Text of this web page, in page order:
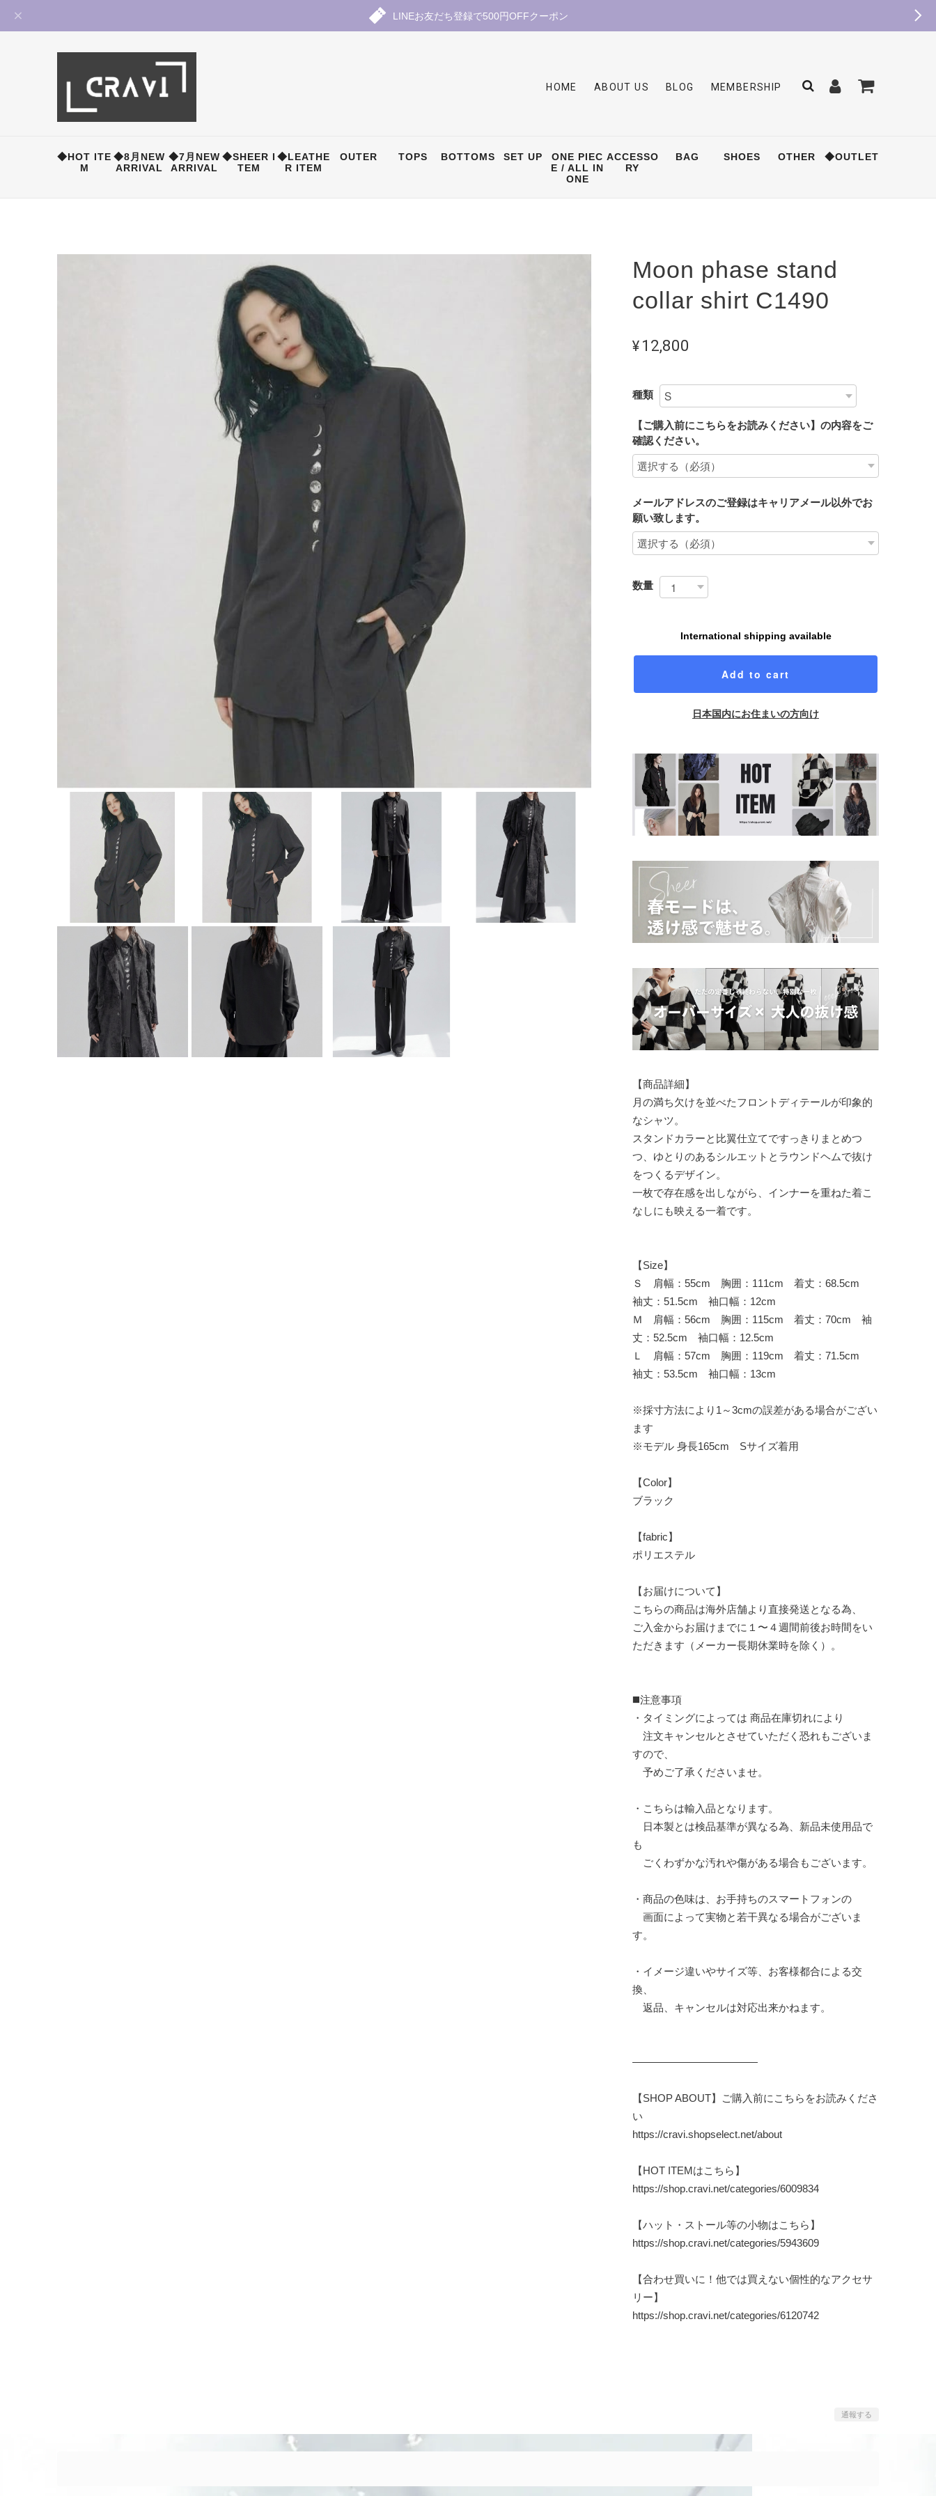
LINEお友だち登録で500円OFFクーポン
HOME ABOUT US BLOG MEMBERSHIP
◆HOT ITE
M
◆8月NEW
ARRIVAL
◆7月NEW
ARRIVAL
◆SHEER I
TEM
◆LEATHE
R ITEM
OUTER TOPS BOTTOMS SET UP
ONE PIEC
E / ALL IN
ONE
ACCESSO
RY
BAG SHOES OTHER ◆OUTLET
Moon phase stand
collar shirt C1490
¥12,800
種類
【ご購入前にこちらをお読みください】の内容をご
確認ください。
メールアドレスのご登録はキャリアメール以外でお
願い致します。
数量
International shipping available
Add to cart
日本国内にお住まいの方向け
【商品詳細】
月の満ち欠けを並べたフロントディテールが印象的
なシャツ。
スタンドカラーと比翼仕立てですっきりまとめつ
つ、ゆとりのあるシルエットとラウンドヘムで抜け
をつくるデザイン。
一枚で存在感を出しながら、インナーを重ねた着こ
なしにも映える一着です。
【Size】
Ｓ 肩幅：55cm 胸囲：111cm 着丈：68.5cm
袖丈：51.5cm 袖口幅：12cm
Ｍ 肩幅：56cm 胸囲：115cm 着丈：70cm 袖
丈：52.5cm 袖口幅：12.5cm
Ｌ 肩幅：57cm 胸囲：119cm 着丈：71.5cm
袖丈：53.5cm 袖口幅：13cm
※採寸方法により1～3cmの誤差がある場合がござい
ます
※モデル 身長165cm Sサイズ着用
【Color】
ブラック
【fabric】
ポリエステル
【お届けについて】
こちらの商品は海外店舗より直接発送となる為、
ご入金からお届けまでに１〜４週間前後お時間をい
ただきます（メーカー長期休業時を除く）。
◼️注意事項
・タイミングによっては 商品在庫切れにより
注文キャンセルとさせていただく恐れもございま
すので、
予めご了承くださいませ。
・こちらは輸入品となります。
日本製とは検品基準が異なる為、新品未使用品で
も
ごくわずかな汚れや傷がある場合もございます。
・商品の色味は、お手持ちのスマートフォンの
画面によって実物と若干異なる場合がございま
す。
・イメージ違いやサイズ等、お客様都合による交
換、
返品、キャンセルは対応出来かねます。
————————————
【SHOP ABOUT】ご購入前にこちらをお読みくださ
い
https://cravi.shopselect.net/about
【HOT ITEMはこちら】
https://shop.cravi.net/categories/6009834
【ハット・ストール等の小物はこちら】
https://shop.cravi.net/categories/5943609
【合わせ買いに！他では買えない個性的なアクセサ
リー】
https://shop.cravi.net/categories/6120742
通報する